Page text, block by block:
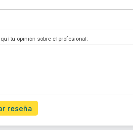
tu opinión sobre el profesional:
reseña